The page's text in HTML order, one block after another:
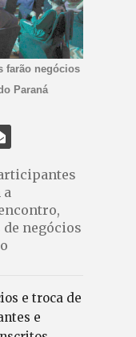
farão negócios
Paraná
de negócios
e troca de
e